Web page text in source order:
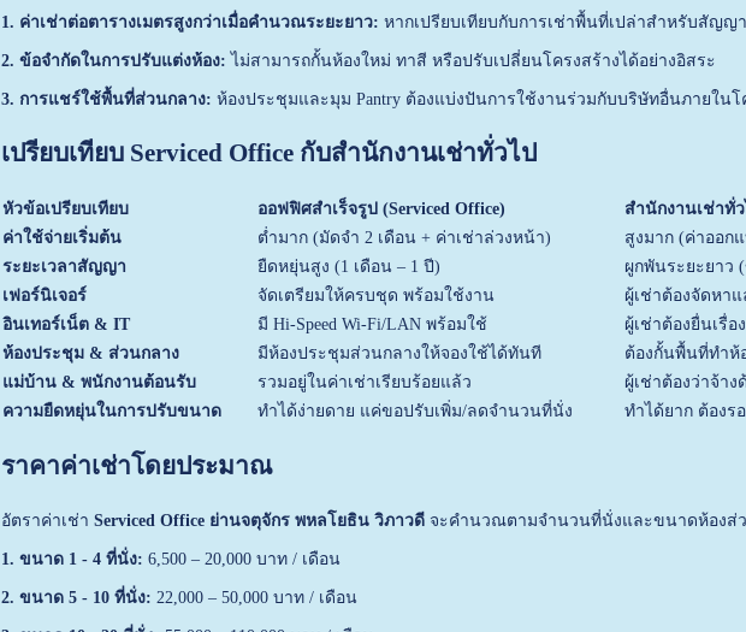
1. ค่าเช่าต่อตารางเมตรสูงกว่าเมื่อคำนวณระยะยาว: หากเปรียบเทียบกับการเช่าพื้นที่เปล่าสำหรับสัญญ
2. ข้อจำกัดในการปรับแต่งห้อง: ไม่สามารถกั้นห้องใหม่ ทาสี หรือปรับเปลี่ยนโครงสร้างได้อย่างอิสระ
3. การแชร์ใช้พื้นที่ส่วนกลาง: ห้องประชุมและมุม Pantry ต้องแบ่งปันการใช้งานร่วมกับบริษัทอื่นภายในโ
เปรียบเทียบ Serviced Office กับสำนักงานเช่าทั่วไป
หัวข้อเปรียบเทียบ ออฟฟิศสำเร็จรูป (Serviced Office)
สำนักงานเช่าทั่
ค่าใช้จ่ายเริ่มต้น
ต่ำมาก (มัดจำ 2 เดือน + ค่าเช่าล่วงหน้า)
สูงมาก (ค่าออก
ระยะเวลาสัญญา
ยืดหยุ่นสูง (1 เดือน – 1 ปี)
ผูกพันระยะยาว
เฟอร์นิเจอร์
จัดเตรียมให้ครบชุด พร้อมใช้งาน
ผู้เช่าต้องจัดหา
อินเทอร์เน็ต & IT
มี Hi-Speed Wi-Fi/LAN พร้อมใช้
ผู้เช่าต้องยื่นเรื่
ห้องประชุม & ส่วนกลาง
มีห้องประชุมส่วนกลางให้จองใช้ได้ทันที
ต้องกั้นพื้นที่ทำห้
แม่บ้าน & พนักงานต้อนรับ
รวมอยู่ในค่าเช่าเรียบร้อยแล้ว
ผู้เช่าต้องว่าจ้าง
ความยืดหยุ่นในการปรับขนาด
ทำได้ง่ายดาย แค่ขอปรับเพิ่ม/ลดจำนวนที่นั่ง ทำได้ยาก ต้อง
ราคาค่าเช่าโดยประมาณ
อัตราค่าเช่า Serviced Office ย่านจตุจักร พหลโยธิน วิภาวดีจะคำนวณตามจำนวนที่นั่งและขนาดห้องส่
1. ขนาด 1 - 4 ที่นั่ง: 6,500 – 20,000 บาท / เดือน
2. ขนาด 5 - 10 ที่นั่ง: 22,000 – 50,000 บาท / เดือน